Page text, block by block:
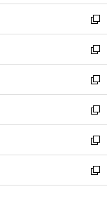
ウ
で
開
く
ン
ド
ウ
で
開
く
ウ
ィ
ン
ド
ウ
で
開
く
し
い
ウ
ィ
ン
ド
ウ
で
開
く
新
し
い
ウ
ィ
ン
ド
ウ
で
開
く
新
し
い
ウ
ィ
ン
ド
ウ
で
開
新
し
い
ウ
ィ
ン
ド
ウ
新
し
い
ウ
ィ
ン
新
し
い
ウ
新
し